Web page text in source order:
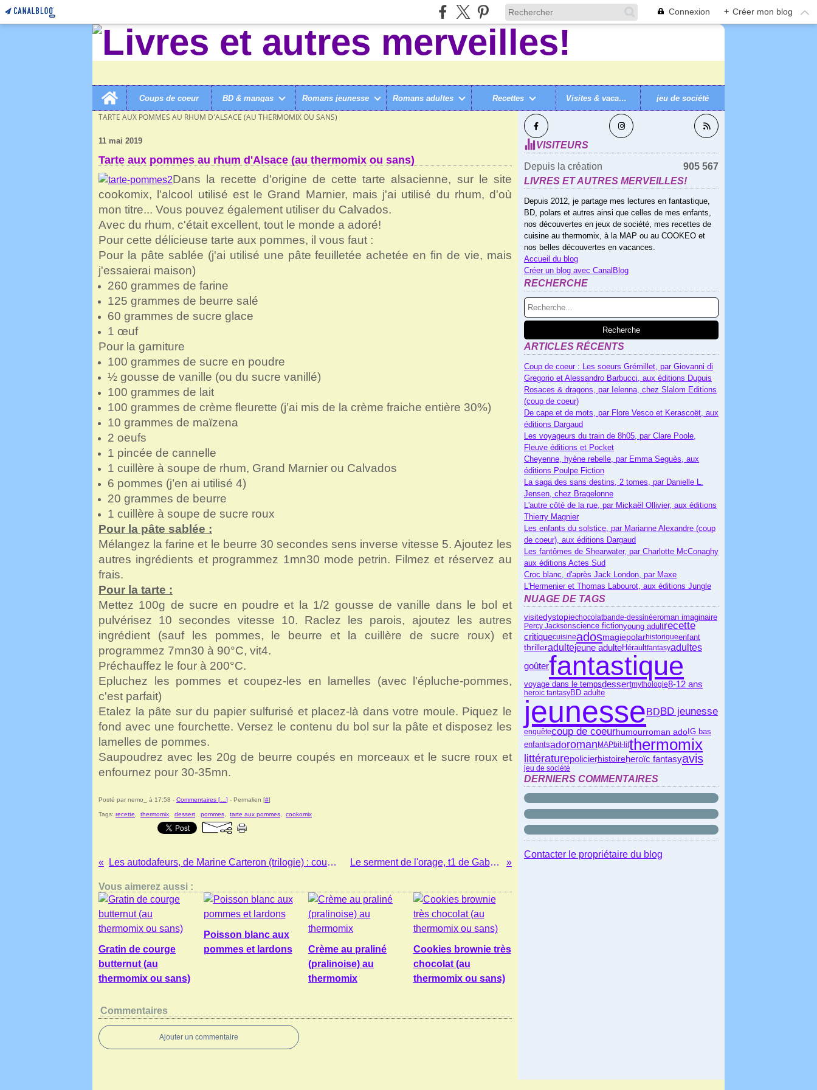
Connexion + Créer mon blog
Home
Coups de coeur
BD & mangas Romans jeunesse Romans adultes Recettes Visites & vacances jeu de société
LIVRES ET AUTRES MERVEILLES! > CUISINE SUCRÉE AU THERMOMIX >
TARTE AUX POMMES AU RHUM D'ALSACE (AU THERMOMIX OU SANS)
11 mai 2019
Tarte aux pommes au rhum d'Alsace (au thermomix ou sans)
Dans la recette d'origine de cette tarte alsacienne, sur le site
cookomix, l'alcool utilisé est le Grand Marnier, mais j'ai utilisé du rhum, d'où
mon titre... Vous pouvez également utiliser du Calvados.
Avec du rhum, c'était excellent, tout le monde a adoré!
Pour cette délicieuse tarte aux pommes, il vous faut :
Pour la pâte sablée (j'ai utilisé une pâte feuilletée achetée en fin de vie, mais
j'essaierai maison)
260 grammes de farine
125 grammes de beurre salé
60 grammes de sucre glace
1 œuf
Pour la garniture
100 grammes de sucre en poudre
½ gousse de vanille (ou du sucre vanillé)
100 grammes de lait
100 grammes de crème fleurette (j’ai mis de la crème fraiche entière 30%)
10 grammes de maïzena
2 oeufs
1 pincée de cannelle
1 cuillère à soupe de rhum, Grand Marnier ou Calvados
6 pommes (j’en ai utilisé 4)
20 grammes de beurre
1 cuillère à soupe de sucre roux
Pour la pâte sablée :
Mélangez la farine et le beurre 30 secondes sens inverse vitesse 5. Ajoutez les
autres ingrédients et programmez 1mn30 mode petrin. Filmez et réservez au
frais.
Pour la tarte :
Mettez 100g de sucre en poudre et la 1/2 gousse de vanille dans le bol et
pulvérisez 10 secondes vitesse 10. Raclez les parois, ajoutez les autres
ingrédient (sauf les pommes, le beurre et la cuillère de sucre roux) et
programmez 7mn30 à 90°C, vit4.
Préchauffez le four à 200°C.
Epluchez les pommes et coupez-les en lamelles (avec l'épluche-pommes,
c'est parfait)
Etalez la pâte sur du papier sulfurisé et placez-là dans votre moule. Piquez le
fond avec une fourchette. Versez le contenu du bol sur la pâte et disposez les
lamelles de pommes.
Saupoudrez avec les 20g de beurre coupés en morceaux et le sucre roux et
enfournez pour 30-35mn.
Posté par nemo_ à 17:58 - Commentaires [ ] - Permalien [#]
Tags: recette thermomix dessert pommes tarte aux pommes cookomix
Les autodafeurs, de Marine Carteron (trilogie) : coup de coeur! Le serment de l'orage, t1 de Gabriel Katz
Vous aimerez aussi :
Gratin de courge
butternut (au
thermomix ou sans)
Poisson blanc aux
pommes et lardons
Crème au praliné
(pralinoise) au
thermomix
Cookies brownie très
chocolat (au
thermomix ou sans)
Commentaires
Ajouter un commentaire
SUIVEZ-MOI
VISITEURS
Depuis la création
905 567
LIVRES ET AUTRES MERVEILLES!
Depuis 2012, je partage mes lectures en fantastique,
BD, polars et autres ainsi que celles de mes enfants,
nos découvertes en jeux de société, mes recettes de
cuisine au thermomix, à la MAP ou au COOKEO et
nos belles découvertes en vacances.
Accueil du blog
Créer un blog avec CanalBlog
RECHERCHE
ARTICLES RÉCENTS
Coup de coeur : Les soeurs Grémillet, par Giovanni di
Gregorio et Alessandro Barbucci, aux éditions Dupuis
Rosaces & dragons, par Ielenna, chez Slalom Editions
(coup de coeur)
De cape et de mots, par Flore Vesco et Kerascoët, aux
éditions Dargaud
Les voyageurs du train de 8h05, par Clare Poole,
Fleuve éditions et Pocket
Cheyenne, hyène rebelle, par Emma Seguès, aux
éditions Poulpe Fiction
La saga des sans destins, 2 tomes, par Danielle L.
Jensen, chez Bragelonne
L'autre côté de la rue, par Mickaël Ollivier, aux éditions
Thierry Magnier
Les enfants du solstice, par Marianne Alexandre (coup
de coeur), aux éditions Dargaud
Les fantômes de Shearwater, par Charlotte McConaghy
aux éditions Actes Sud
Croc blanc, d'après Jack London, par Maxe
L'Hermenier et Thomas Labourot, aux éditions Jungle
NUAGE DE TAGS
visitedystopiechocolatbande-dessinéeroman imaginaire
Percy Jacksonscience fictionyoung adultrecette
critiquecuisineadosmagiepolarhistoriqueenfant
thrilleradultejeune adulteHéraultfantasyadultes
goûterfantastique
voyage dans le tempsdessertmythologie8-12 ans
heroic fantasyBD adulte
jeunesse BDBD jeunesse
enquêtecoup de coeurhumourroman ado IG bas
enfantsadoroman MAPbit-litthermomix
littératurepolicierhistoireheroïc fantasyavis
jeu de société
DERNIERS COMMENTAIRES
Contacter le propriétaire du blog